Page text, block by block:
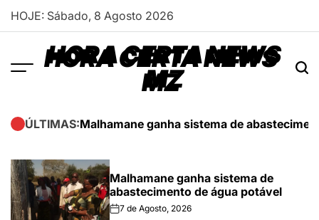
Skip
HOJE: Sábado, 8 Agosto 2026
HORA CERTA NEWS
MZ
ÚLTIMAS:Malhamane ganha sistema de
Malhamane ganha sistema de
abastecimento de água potável
on7 de Agosto, 2026